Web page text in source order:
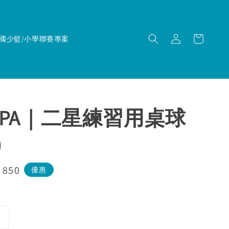
少籃/小學聯賽專案
｜二星練習用桌球
優惠